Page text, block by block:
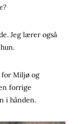
Jeg lærer også
for Miljø og
forrige
i hånden.